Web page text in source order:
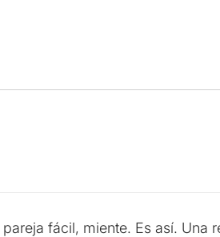
fácil, miente. Es así. Una